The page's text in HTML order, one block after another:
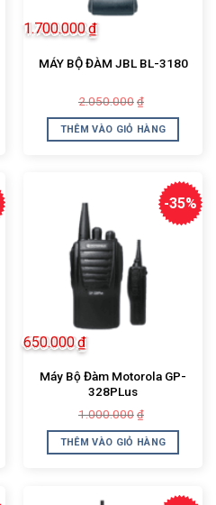
MÁY BỘ ĐÀM JBL BL-3180
2.050.000 ₫
là:
2.050.000₫.
1.700.000₫
tại
là:
THÊM VÀO GIỎ HÀNG
-35%
Máy Bộ Đàm Motorola GP-
328PLus
1.000.000 ₫
là:
1.000.000₫.
650.000₫
tại
là:
THÊM VÀO GIỎ HÀNG